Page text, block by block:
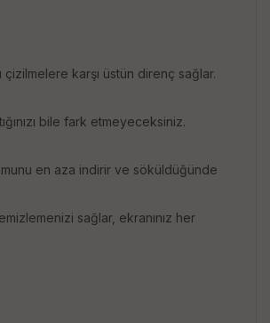
karşı üstün direnç sağlar.
bile fark etmeyeceksiniz.
en aza indirir ve söküldüğünde
sağlar, ekranınız her